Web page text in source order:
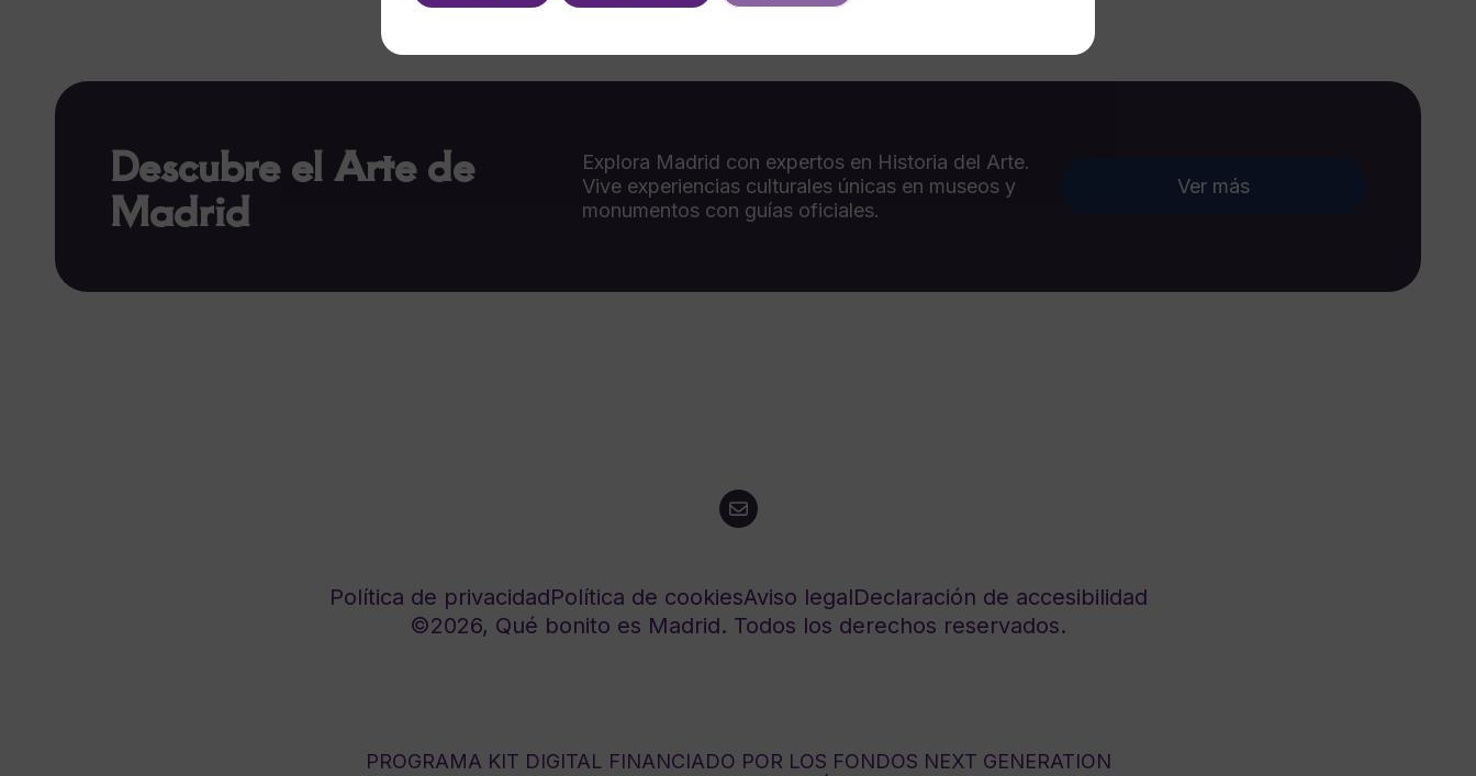
Descubre el Arte de
Madrid
Explora Madrid con expertos en Historia del Arte.
Vive experiencias culturales únicas en museos y
monumentos con guías oficiales.
Ver más
Política de privacidadPolítica de cookiesAviso legalDeclaración de accesibilidad
©2026, Qué bonito es Madrid. Todos los derechos reservados.
PROGRAMA KIT DIGITAL FINANCIADO POR LOS FONDOS NEXT GENERATION